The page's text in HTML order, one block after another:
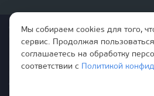
Стоимость товаров и услуг, указанная на
Правила эксплутации входных и
Мы собираем cookies для того,
сервис. Продолжая
соглашаетесь на обработку
соответствии с
Политикой